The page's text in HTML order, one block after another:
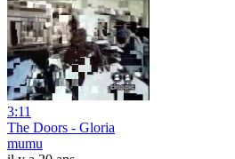
3:11
The Doors - Gloria
mumu